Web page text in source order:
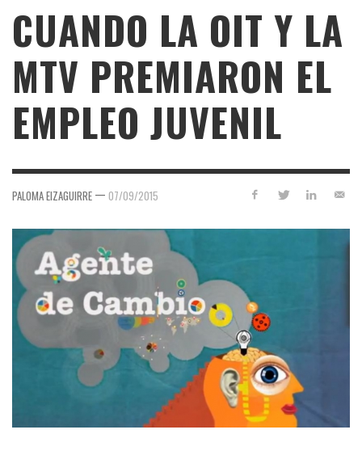
CUANDO LA OIT Y LA
MTV PREMIARON EL
EMPLEO JUVENIL
PALOMA EIZAGUIRRE — 07/09/2015